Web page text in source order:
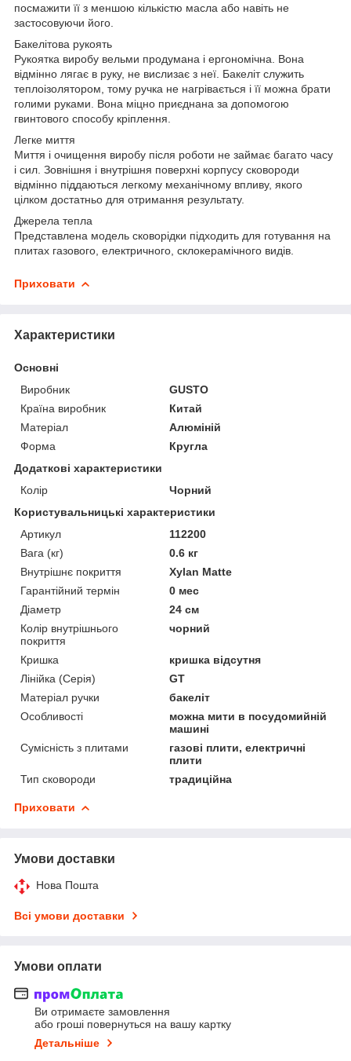
посмажити її з меншою кількістю масла або навіть не
застосовуючи його.
Бакелітова рукоять
Рукоятка виробу вельми продумана і ергономічна. Вона
відмінно лягає в руку, не вислизає з неї. Бакеліт служить
теплоізолятором, тому ручка не нагрівається і її можна брати
голими руками. Вона міцно приєднана за допомогою
гвинтового способу кріплення.
Легке миття
Миття і очищення виробу після роботи не займає багато часу
і сил. Зовнішня і внутрішня поверхні корпусу сковороди
відмінно піддаються легкому механічному впливу, якого
цілком достатньо для отримання результату.
Джерела тепла
Представлена ​​модель сковорідки підходить для готування на
плитах газового, електричного, склокерамічного видів.
Приховати
Характеристики
Основні
Виробник
GUSTO
Країна виробник
Китай
Матеріал
Алюміній
Форма
Кругла
Додаткові характеристики
Колір
Чорний
Користувальницькі характеристики
Артикул
112200
Вага (кг)
0.6 кг
Внутрішнє покриття
Xylan Matte
Гарантійний термін
0 мес
Діаметр
24 см
Колір внутрішнього
покриття
чорний
Кришка
кришка відсутня
Лінійка (Серія)
GT
Матеріал ручки
бакеліт
Особливості
можна мити в посудомийній
машині
Сумісність з плитами
газові плити, електричні
плити
Тип сковороди
традиційна
Приховати
Умови доставки
Нова Пошта
Всі умови доставки
Умови оплати
Ви отримаєте замовлення
або гроші повернуться на вашу картку
Детальніше